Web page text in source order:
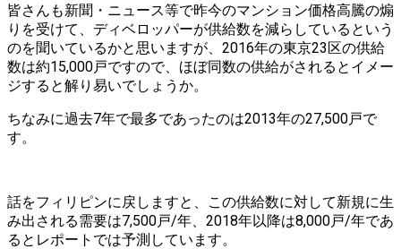
皆さんも新聞・ニュース等で昨今のマンション価格高騰の煽
りを受けて、ディベロッパーが供給数を減らしているという
のを聞いているかと思いますが、2016年の東京23区の供給
数は約15,000戸ですので、ほぼ同数の供給がされるとイメー
ジすると解り易いでしょうか。
ちなみに過去7年で最多であったのは2013年の27,500戸で
す。
話をフィリピンに戻しますと、この供給数に対して新規に生
み出される需要は7,500戸/年、2018年以降は8,000戸/年であ
るとレポートでは予測しています。